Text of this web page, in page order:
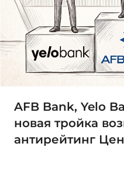
AFB Bank, Yelo
новая тройка
антирейтинг